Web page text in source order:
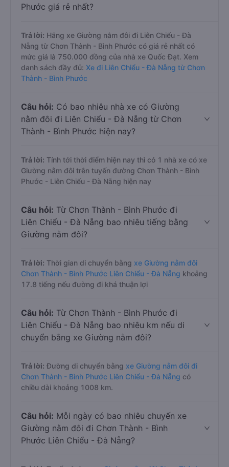
Phước giá rẻ nhất?
Trả lời: Hãng xe Giường nằm đôi đi Liên Chiểu - Đà
Nẵng từ Chơn Thành - Bình Phước có giá rẻ nhất có
mức giá là 750.000 đồng của nhà xe Quốc Đạt. Xem
danh sách đầy đủ: Xe đi Liên Chiểu - Đà Nẵng từ Chơn
Thành - Bình Phước
Câu hỏi: Có bao nhiêu nhà xe có Giường
nằm đôi đi Liên Chiểu - Đà Nẵng từ Chơn
Thành - Bình Phước hiện nay?
Trả lời: Tính tới thời điểm hiện nay thì có 1 nhà xe có xe
Giường nằm đôi trên tuyến đường Chơn Thành - Bình
Phước - Liên Chiểu - Đà Nẵng hiện nay
Câu hỏi: Từ Chơn Thành - Bình Phước đi
Liên Chiểu - Đà Nẵng bao nhiêu tiếng bằng
Giường nằm đôi?
Trả lời: Thời gian di chuyển bằng xe Giường nằm đôi
Chơn Thành - Bình Phước Liên Chiểu - Đà Nẵng khoảng
17.8 tiếng nếu đường đi khá thuận lợi
Câu hỏi: Từ Chơn Thành - Bình Phước đi
Liên Chiểu - Đà Nẵng bao nhiêu km nếu di
chuyển bằng xe Giường nằm đôi?
Trả lời: Đường di chuyển bằng xe Giường nằm đôi đi
Chơn Thành - Bình Phước Liên Chiểu - Đà Nẵng có
chiều dài khoảng 1008 km.
Câu hỏi: Mỗi ngày có bao nhiêu chuyến xe
Giường nằm đôi đi Chơn Thành - Bình
Phước Liên Chiểu - Đà Nẵng?